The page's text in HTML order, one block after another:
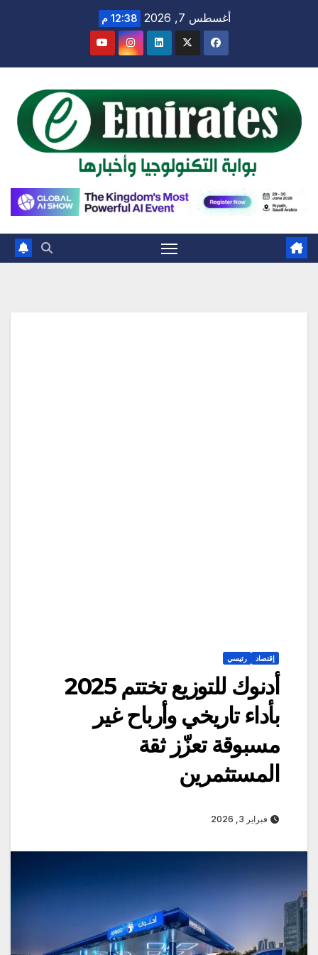
أغسطس 7, 2026 12:38 م
إقتصاد رئيسي
أدنوك للتوزيع تختتم 2025
بأداء تاريخي وأرباح غير
مسبوقة تعزّز ثقة
المستثمرين
فبراير 3, 2026